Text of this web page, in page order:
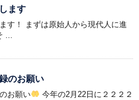
ます
す！ まずは原始人から現代人に進
...
のお願い
お願い
今年の2月22日に２２２２